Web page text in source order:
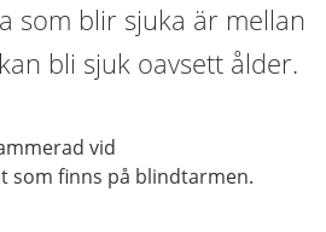
som blir sjuka är mellan
bli sjuk oavsett ålder.
vid
som finns på blindtarmen.